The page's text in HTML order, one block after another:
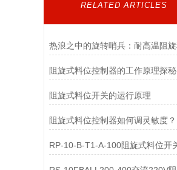
RELATED ARTICLES
阻旋式料位控制器的工作原理探秘
阻旋式料位开关的运行原理
阻旋式料位控制器如何调灵敏度？